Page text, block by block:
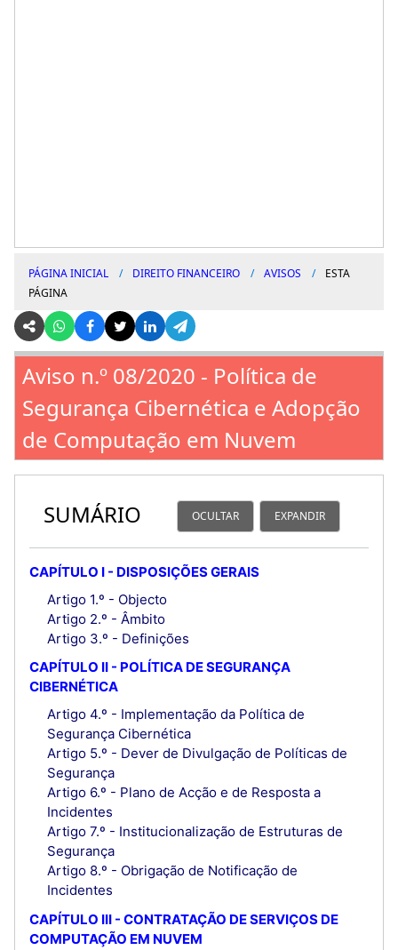
PÁGINA INICIAL DIREITO FINANCEIRO AVISOS
ESTA
PÁGINA
Aviso n.º 08/2020 - Política de
Segurança Cibernética e Adopção
de Computação em Nuvem
SUMÁRIO OCULTAR EXPANDIR
CAPÍTULO I - DISPOSIÇÕES GERAIS
Artigo 1.º - Objecto
Artigo 2.º - Âmbito
Artigo 3.º - Definições
CAPÍTULO II - POLÍTICA DE SEGURANÇA
CIBERNÉTICA
Artigo 4.º - Implementação da Política de
Segurança Cibernética
Artigo 5.º - Dever de Divulgação de Políticas de
Segurança
Artigo 6.º - Plano de Acção e de Resposta a
Incidentes
Artigo 7.º - Institucionalização de Estruturas de
Segurança
Artigo 8.º - Obrigação de Notificação de
Incidentes
CAPÍTULO III - CONTRATAÇÃO DE SERVIÇOS DE
COMPUTAÇÃO EM NUVEM